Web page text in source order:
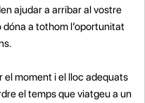
ajudar a arribar al vostre
a tothom l’oportunitat
el moment i el lloc adequats
el temps que viatgeu a un